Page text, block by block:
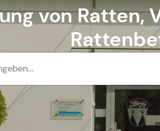
von Ratten,